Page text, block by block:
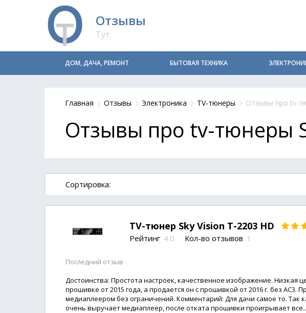
Отзывы
Тут
ДОМ, ДАЧА, РЕМОНТ БЫТОВАЯ ТЕХНИКА
Главная Отзывы Электроника TV-тюнеры Отзывы про tv-
Отзывы про tv-тюнеры
Cортировка:
TV-тюнер Sky Vision T-2203 HD
Рейтинг 4.0 Кол-во отзывов 1
Последний отзыв
Достоинства: Простота настроек, качественное изображение. Низкая
прошивке от 2015 года, а продается он с прошивкой от 2016 г. без
медиаплеером без ограничений. Комментарий: Для дачи самое то. Так
очень выручает медиаплеер, после отката прошивки проигрывает